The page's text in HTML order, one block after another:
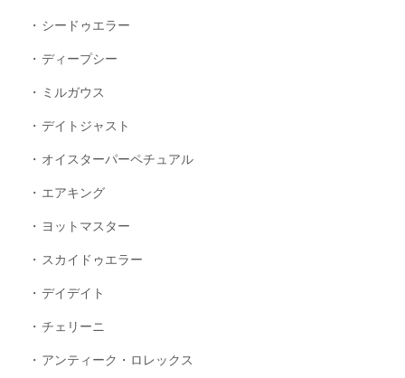
シードゥエラー
ディープシー
ミルガウス
デイトジャスト
オイスターパーペチュアル
エアキング
ヨットマスター
スカイドゥエラー
デイデイト
チェリーニ
アンティーク・ロレックス